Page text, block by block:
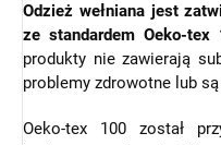
Odzież wełniana jest
ze standardem Oeko-tex
produkty nie zawierają
problemy zdrowotne lub
Oeko-tex 100 został